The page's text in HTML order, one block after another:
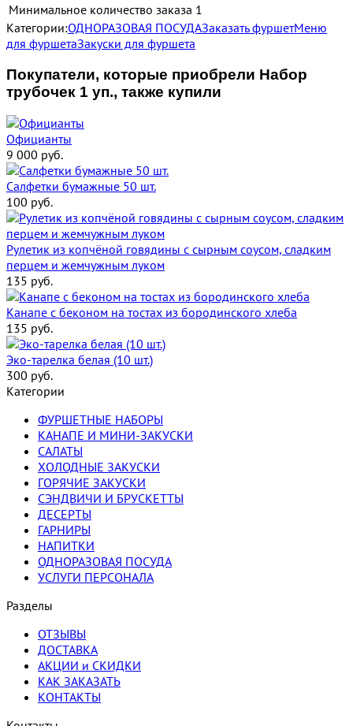
Минимальное количество заказа 1
Категории:ОДНОРАЗОВАЯ ПОСУДАЗаказать фуршетМеню
для фуршетаЗакуски для фуршета
Покупатели, которые приобрели Набор
трубочек 1 уп., также купили
Официанты
9 000 руб.
Салфетки бумажные 50 шт.
100 руб.
Рулетик из копчёной говядины с сырным соусом, сладким
перцем и жемчужным луком
135 руб.
Канапе с беконом на тостах из бородинского хлеба
135 руб.
Эко-тарелка белая (10 шт.)
300 руб.
Категории
ФУРШЕТНЫЕ НАБОРЫ
КАНАПЕ И МИНИ-ЗАКУСКИ
САЛАТЫ
ХОЛОДНЫЕ ЗАКУСКИ
ГОРЯЧИЕ ЗАКУСКИ
СЭНДВИЧИ И БРУСКЕТТЫ
ДЕСЕРТЫ
ГАРНИРЫ
НАПИТКИ
ОДНОРАЗОВАЯ ПОСУДА
УСЛУГИ ПЕРСОНАЛА
Разделы
ОТЗЫВЫ
ДОСТАВКА
АКЦИИ и СКИДКИ
КАК ЗАКАЗАТЬ
КОНТАКТЫ